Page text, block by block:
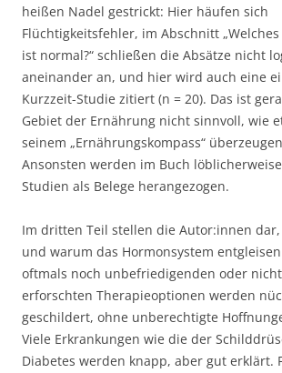
heißen Nadel gestrickt: Hier häufen sich
Flüchtigkeitsfehler, im Abschnitt
ist normal?“ schließen die Absätze nicht
aneinander an, und hier wird auch eine
Kurzzeit-Studie zitiert (n = 20). Das ist
Gebiet der Ernährung nicht sinnvoll, wie
seinem „Ernährungskompass“
Ansonsten werden im Buch
Studien als Belege herangezogen.
Im dritten Teil stellen die Autor:innen
und warum das Hormonsystem
oftmals noch unbefriedigenden oder
erforschten Therapieoptionen werden
geschildert, ohne unberechtigte
Viele Erkrankungen wie die der
Diabetes werden knapp, aber gut erklärt.